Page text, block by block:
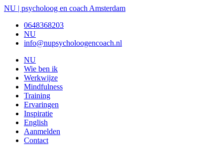
NU | psycholoog en coach Amsterdam
0648368203
NU
info@nupsycholoogencoach.nl
NU
Wie ben ik
Werkwijze
Mindfulness
Training
Ervaringen
Inspiratie
English
Aanmelden
Contact